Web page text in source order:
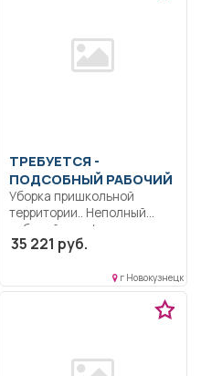
ТРЕБУЕТСЯ -
ПОДСОБНЫЙ РАБОЧИЙ
Уборка пришкольной
территории.. Неполный
рабочий день/неполная
рабочая неделя..
35 221 руб.
г Новокузнецк